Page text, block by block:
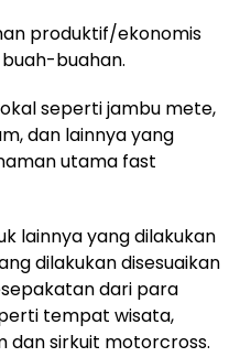
produktif/ekonomis
buahan.
seperti jambu mete,
dan lainnya yang
utama fast
lainnya yang dilakukan
dilakukan disesuaikan
dari para
tempat wisata,
sirkuit motorcross.